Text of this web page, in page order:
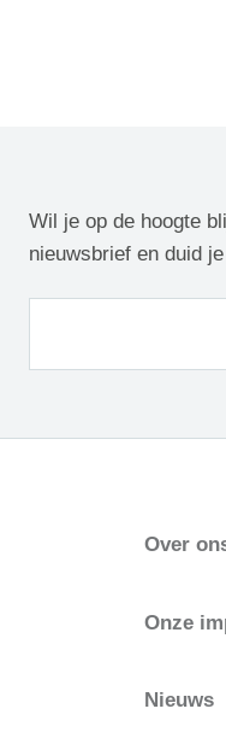
Wil je op de hoogte
nieuwsbrief en duid
Over
Onze
Nieuws